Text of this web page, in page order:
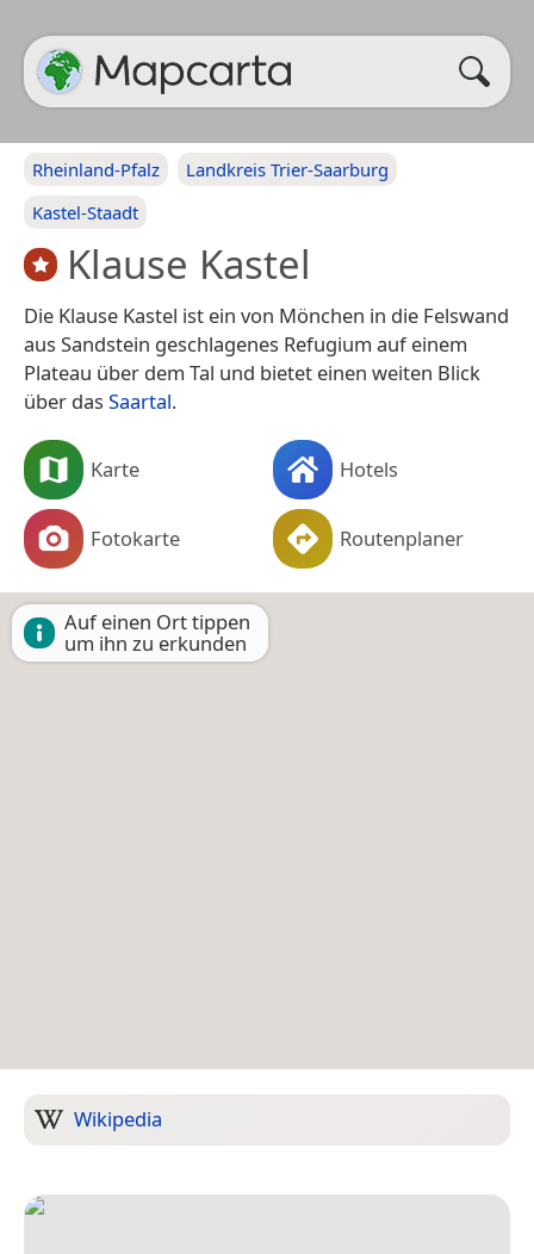
Rheinland-Pfalz
Landkreis Trier-Saarburg
Kastel-Staadt
Klause Kastel
Die Klause Kastel ist ein von Mönchen in die Felswand
aus Sandstein geschlagenes Refugium auf einem
Plateau über dem Tal und bietet einen weiten Blick
über das Saartal.
Karte Hotels
Fotokarte Routenplaner
Auf einen Ort tippen
um ihn zu erkunden
Wikipedia